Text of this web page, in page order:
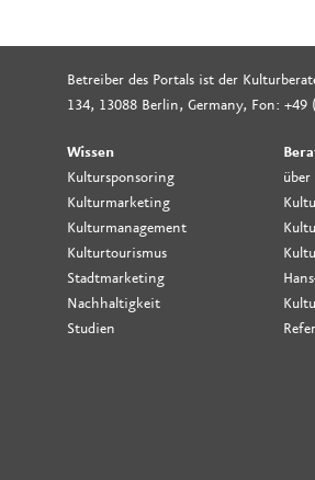
Betreiber des Portals ist der
134, 13088 Berlin, Germany, Fon: +49
Wissen
Kultursponsoring
Kulturmarketing
Kulturmanagement
Kulturtourismus
Stadtmarketing
Nachhaltigkeit
Studien
über